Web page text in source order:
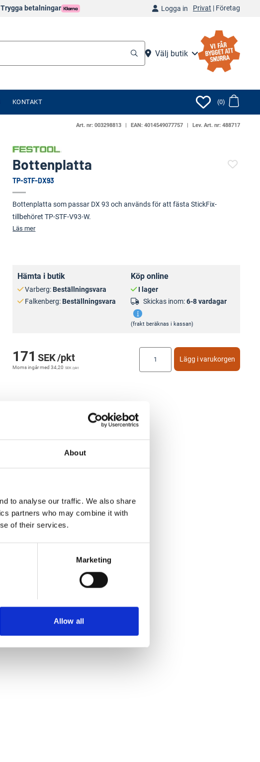
About
to analyse our traffic. We also share
partners who may combine it with
of their services.
Marketing
Allow all
Trygga betalningar Logga in Privat | Företag
Välj butik
KONTAKT (0)
Art. nr: 003298813 EAN: 4014549077757 Lev. Art. nr: 488717
Bottenplatta
TP-STF-DX93
Bottenplatta som passar DX 93 och används för att fästa StickFix-
tillbehöret TP-STF-V93-W.
Läs mer
Hämta i butik
Varberg: Beställningsvara
Falkenberg: Beställningsvara
Köp online
I lager
Skickas inom:6-8 vardagar
(frakt beräknas i kassan)
171 SEK/pkt
Moms ingår med34,20 SEK /pkt
Lägg i varukorgen